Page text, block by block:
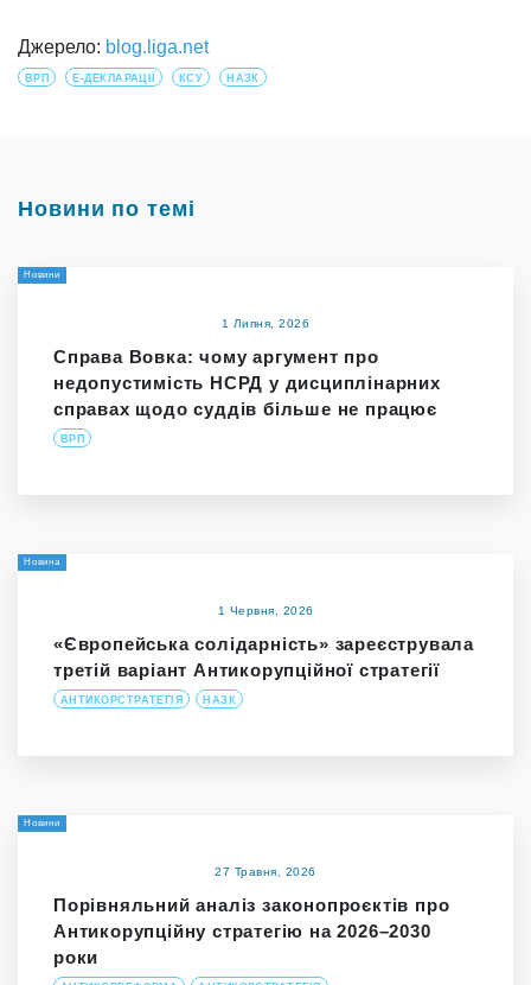
Джерело: blog.liga.net
ВРП Е-ДЕКЛАРАЦІЇ КСУ НАЗК
Новини по темі
Новини
1 Липня, 2026
Справа Вовка: чому аргумент про
недопустимість НСРД у дисциплінарних
справах щодо суддів більше не працює
ВРП
Новина
1 Червня, 2026
«Європейська солідарність» зареєструвала
третій варіант Антикорупційної стратегії
АНТИКОРСТРАТЕГІЯ НАЗК
Новини
27 Травня, 2026
Порівняльний аналіз законопроєктів про
Антикорупційну стратегію на 2026–2030
роки